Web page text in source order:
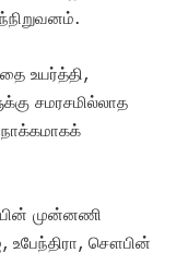
உயர்த்தி,
சமரசமில்லாத
முன்னணி
உபேந்திரா, சௌபின்